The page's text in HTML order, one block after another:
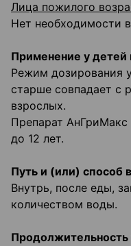
Лица пожилого
Нет необходимости
Применение у детей
Режим дозирования
старше совпадает с
взрослых.
Препарат
до 12 лет.
Путь и (или) способ
Внутрь, после еды,
количеством воды.
Продолжительность